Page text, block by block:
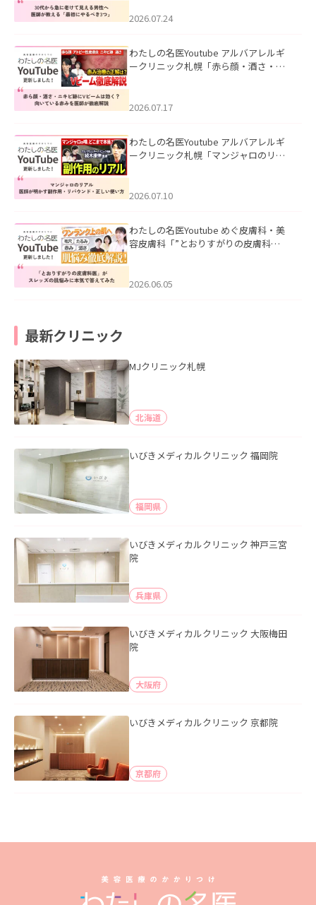
た。
2026.07.24
わたしの名医Youtube アルバアレルギ
ークリニック札幌「赤ら顔・酒さ・ニ
した。
2026.07.17
わたしの名医Youtube アルバアレルギ
ークリニック札幌「マンジャロのリア
た。
2026.07.10
わたしの名医Youtube めぐ皮膚科・美
容皮膚科「”とおりすがりの皮膚科
2026.06.05
最新クリニック
MJクリニック札幌
北海道
いびきメディカルクリニック 福岡院
福岡県
いびきメディカルクリニック 神戸三宮
院
兵庫県
いびきメディカルクリニック 大阪梅田
院
大阪府
いびきメディカルクリニック 京都院
京都府